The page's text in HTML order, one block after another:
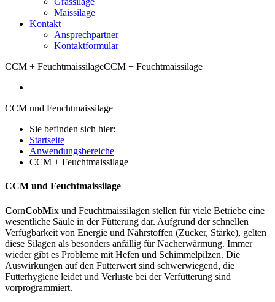
Maissilage
Kontakt
Ansprechpartner
Kontaktformular
CCM + FeuchtmaissilageCCM + Feuchtmaissilage
CCM und Feuchtmaissilage
Sie befinden sich hier:
Startseite
Anwendungsbereiche
CCM + Feuchtmaissilage
CCM und Feuchtmaissilage
CornCobMix und Feuchtmaissilagen stellen für viele Betriebe eine
wesentliche Säule in der Fütterung dar. Aufgrund der schnellen
Verfügbarkeit von Energie und Nährstoffen (Zucker, Stärke), gelten
diese Silagen als besonders anfällig für Nacherwärmung. Immer
wieder gibt es Probleme mit Hefen und Schimmelpilzen. Die
Auswirkungen auf den Futterwert sind schwerwiegend, die
Futterhygiene leidet und Verluste bei der Verfütterung sind
vorprogrammiert.